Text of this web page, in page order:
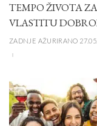
TEMPO ŽIVOTA ZA
VLASTITU
ZADNJE AŽURIRANO